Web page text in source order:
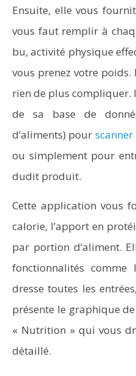
Ensuite, elle vous
vous faut remplir à
bu, activité physique
vous prenez votre poids.
rien de plus compliquer.
de sa base de
d’aliments) pour
ou simplement pour
dudit produit.
Cette application vous
calorie, l’apport en
par portion d’aliment.
fonctionnalités
dresse toutes les
présente le graphique
« Nutrition » qui vous
détaillé.